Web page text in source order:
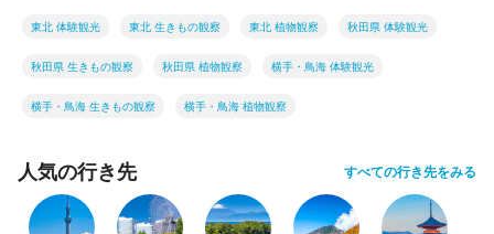
東北 体験観光 東北 生きもの観察 東北 植物観察 秋田県 体験観光
秋田県 生きもの観察 秋田県 植物観察 横手・鳥海 体験観光
横手・鳥海 生きもの観察 横手・鳥海 植物観察
人気の行き先 すべての行き先をみる